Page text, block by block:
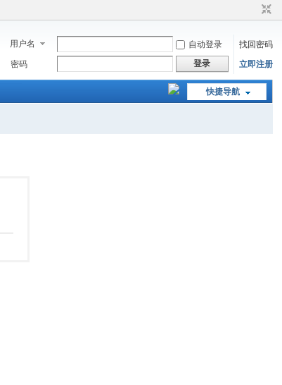
用户名 自动登录
找回密码
密码
登录 立即注册
快捷导航